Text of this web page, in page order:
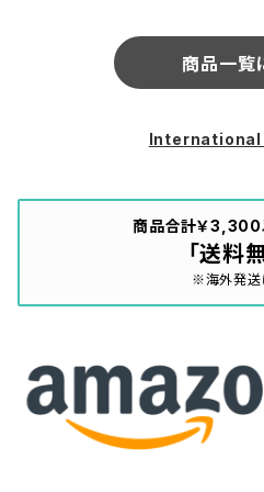
商品一覧
International
商品合計￥3,300
「送料
※海外発送